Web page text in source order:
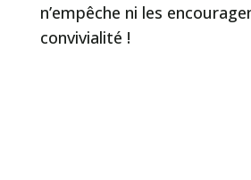
n’empêche ni les
convivialité !